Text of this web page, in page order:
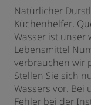
Natürlicher
Küchenhelfer,
Wasser ist unser
Lebensmittel
verbrauchen wir
Stellen Sie sich
Wassers vor. Bei
Fehler bei der